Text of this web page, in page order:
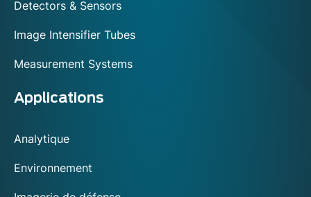
Detectors & Sensors
Image Intensifier Tubes
Measurement Systems
Applications
Analytique
Environnement